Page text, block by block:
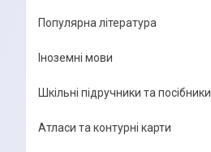
Популярна література
Іноземні мови
Шкільні підручники та посібники
Атласи та контурні карти